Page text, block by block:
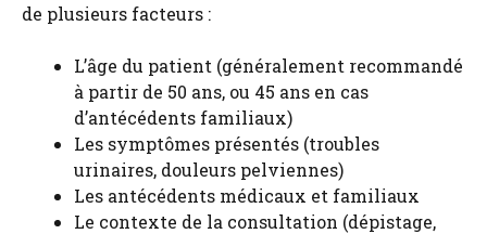
de plusieurs facteurs :
L’âge du patient (généralement recommandé
à partir de 50 ans, ou 45 ans en cas
d’antécédents familiaux)
Les symptômes présentés (troubles
urinaires, douleurs pelviennes)
Les antécédents médicaux et familiaux
Le contexte de la consultation (dépistage,